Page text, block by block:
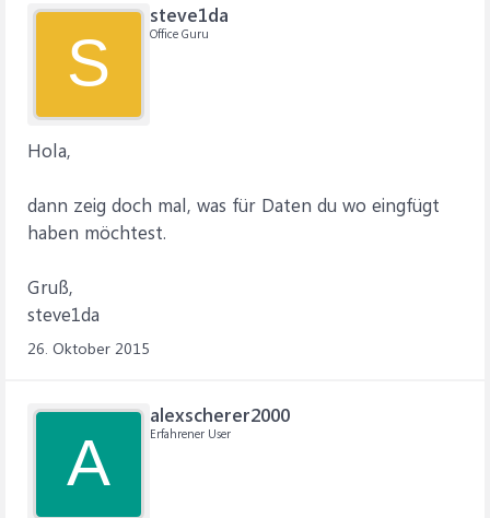
S
steve1da
Office Guru
Hola,
dann zeig doch mal, was für Daten du wo eingfügt
haben möchtest.
Gruß,
steve1da
26. Oktober 2015
A
alexscherer2000
Erfahrener User